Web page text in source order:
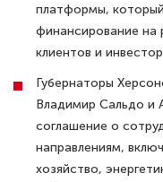
платформы,
финансирование на
клиентов и
Губернаторы
Владимир Сальдо и
соглашение о
направлениям,
хозяйство,